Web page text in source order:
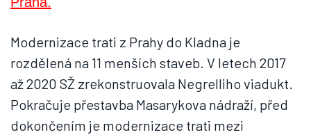
Modernizace trati z Prahy do Kladna je
rozdělená na 11 menších staveb. V letech 2017
až 2020 SŽ zrekonstruovala Negrelliho viadukt.
Pokračuje přestavba Masarykova nádraží, před
dokončením je modernizace trati mezi